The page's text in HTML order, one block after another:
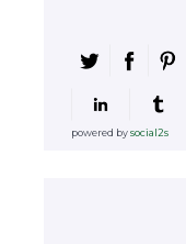
powered bysocial2s